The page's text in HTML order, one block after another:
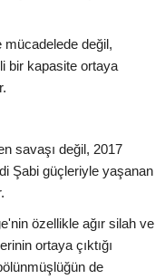
mücadelede değil,
bir kapasite ortaya
savaşı değil, 2017
Şabi güçleriyle yaşanan
özellikle ağır silah ve
ortaya çıktığı
de